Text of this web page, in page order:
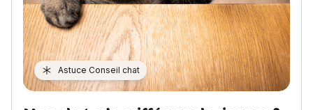
Astuce Conseil chat